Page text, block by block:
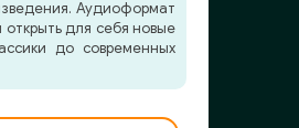
Аудиоформат
для себя новые
до современных